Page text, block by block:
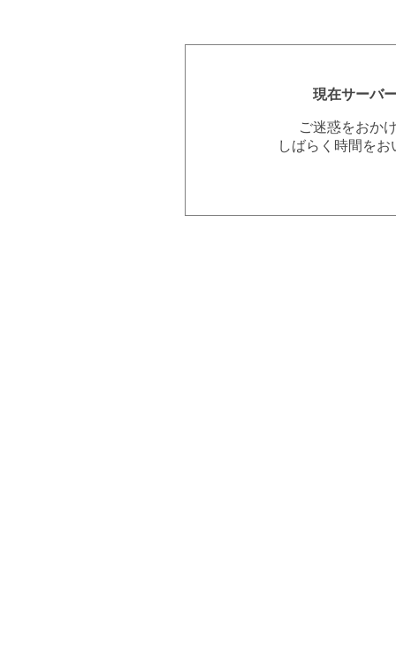
現在サーバ
ご迷惑をおか
しばらく時間を